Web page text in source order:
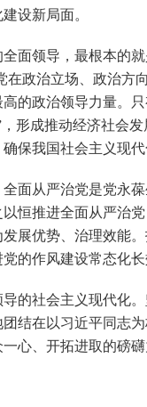
设新局面。
领导，最根本的就
在政治立场、政治
的政治领导力量。
形成推动经济社会
保我国社会主义现
从严治党是党永葆
恒推进全面从严治
展优势、治理效能
的作风建设常态化
社会主义现代化。
结在以习近平同志
心、开拓进取的磅